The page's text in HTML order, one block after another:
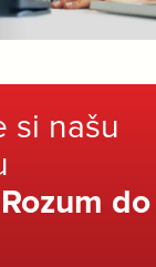
si našu
do